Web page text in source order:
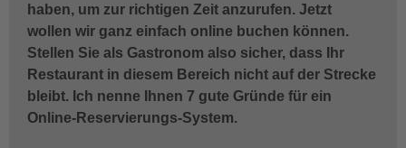
haben, um zur richtigen Zeit anzurufen. Jetzt
wollen wir ganz einfach online buchen können.
Stellen Sie als Gastronom also sicher, dass Ihr
Restaurant in diesem Bereich nicht auf der Strecke
bleibt. Ich nenne Ihnen 7 gute Gründe für ein
Online-Reservierungs-System.